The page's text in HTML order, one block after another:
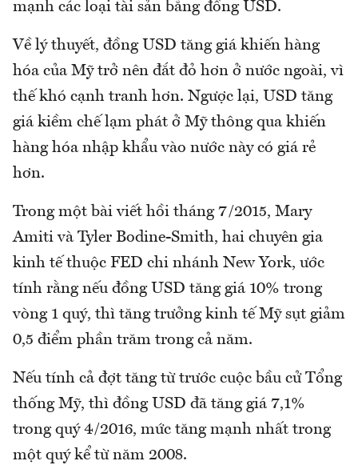
mạnh các loại tài sản bằng đồng USD.
Về lý thuyết, đồng USD tăng giá khiến hàng
hóa của Mỹ trở nên đắt đỏ hơn ở nước ngoài, vì
thế khó cạnh tranh hơn. Ngược lại, USD tăng
giá kiềm chế lạm phát ở Mỹ thông qua khiến
hàng hóa nhập khẩu vào nước này có giá rẻ
hơn.
Trong một bài viết hồi tháng 7/2015, Mary
Amiti và Tyler Bodine-Smith, hai chuyên gia
kinh tế thuộc FED chi nhánh New York, ước
tính rằng nếu đồng USD tăng giá 10% trong
vòng 1 quý, thì tăng trưởng kinh tế Mỹ sụt giảm
0,5 điểm phần trăm trong cả năm.
Nếu tính cả đợt tăng từ trước cuộc bầu cử Tổng
thống Mỹ, thì đồng USD đã tăng giá 7,1%
trong quý 4/2016, mức tăng mạnh nhất trong
một quý kể từ năm 2008.